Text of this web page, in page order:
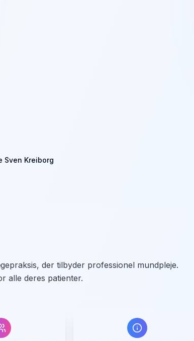
Sven Kreiborg
der tilbyder professionel mundpleje.
alle deres patienter.